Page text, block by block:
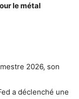
le métal
2026, son
a déclenché une